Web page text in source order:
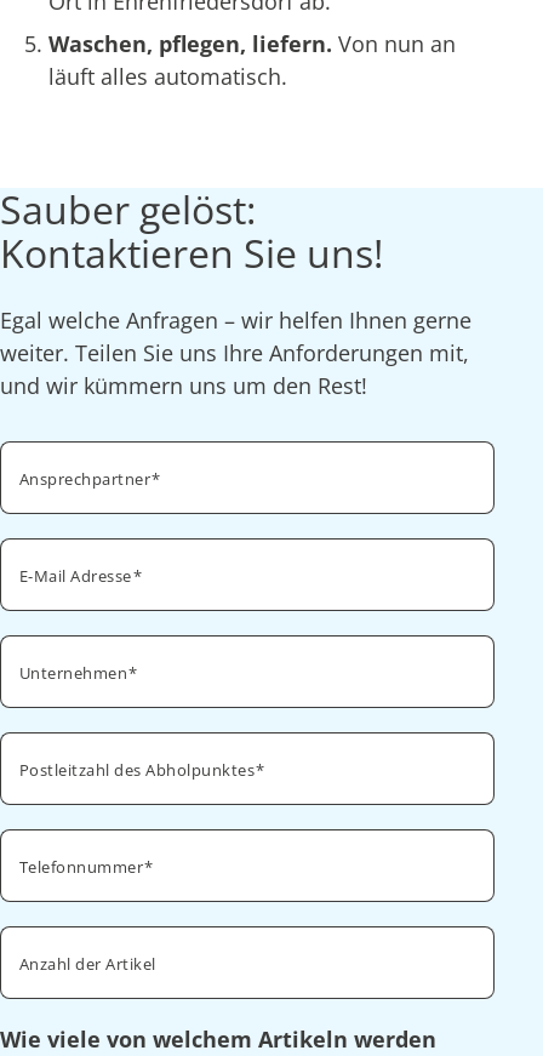
Waschen, pflegen, liefern. Von nun an
läuft alles automatisch.
Sauber gelöst:
Kontaktieren Sie uns!
Egal welche Anfragen – wir helfen Ihnen gerne
weiter. Teilen Sie uns Ihre Anforderungen mit,
und wir kümmern uns um den Rest!
Ansprechpartner
E-Mail Adresse
Unternehmen
Postleitzahl des Abholpunktes
Telefonnummer
Anzahl der Artikel
Wie viele von welchem Artikeln werden